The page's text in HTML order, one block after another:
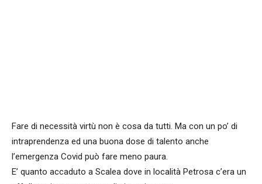
Fare di necessità virtù non è cosa da tutti. Ma con un po’ di
intraprendenza ed una buona dose di talento anche
l’emergenza Covid può fare meno paura.
E’ quanto accaduto a Scalea dove in località Petrosa c’era un